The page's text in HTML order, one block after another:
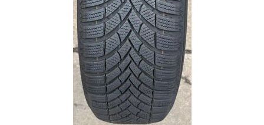
Doppelt antippen zum
vergrößern